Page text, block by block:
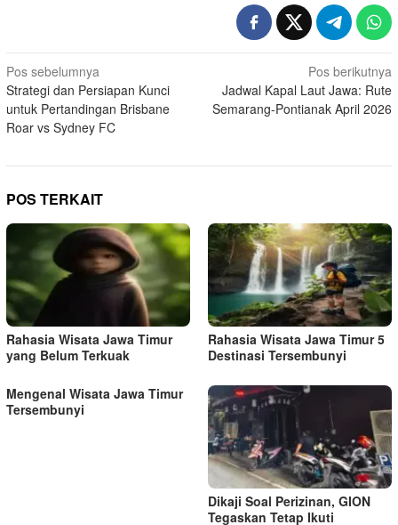
N
a
v
g
a
s
i
p
o
s
Pos sebelumnya
Strategi dan Persiapan Kunci
untuk Pertandingan Brisbane
Roar vs Sydney FC
Pos berikutnya
Jadwal Kapal Laut Jawa: Rute
Semarang-Pontianak April 2026
POS TERKAIT
Rahasia Wisata Jawa Timur
yang Belum Terkuak
Rahasia Wisata Jawa Timur 5
Destinasi Tersembunyi
Mengenal Wisata Jawa Timur
Tersembunyi
Dikaji Soal Perizinan, GION
Tegaskan Tetap Ikuti